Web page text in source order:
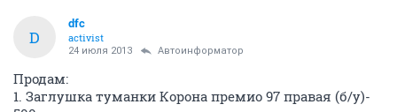
D
dfc
activist
24 июля 2013 Автоинформатор
Продам:
1. Заглушка туманки Корона премио 97 правая (б/у)-